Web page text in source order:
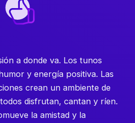
a donde va. Los tunos
y energía positiva. Las
crean un ambiente de
disfrutan, cantan y ríen.
la amistad y la